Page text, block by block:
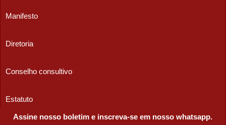
Manifesto
Diretoria
Conselho consultivo
Estatuto
Assine nosso boletim e inscreva-se em nosso whatsapp.